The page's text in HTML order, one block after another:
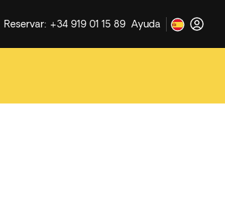
Reservar: +34 919 01 15 89 Ayuda